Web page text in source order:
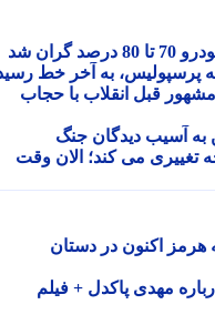
به آخر خط رسید!
قبل انقلاب با حجاب
دیدگان جنگ
می کند؛ الان وقت
اکنون در دستان
مهدی پاکدل + فیلم